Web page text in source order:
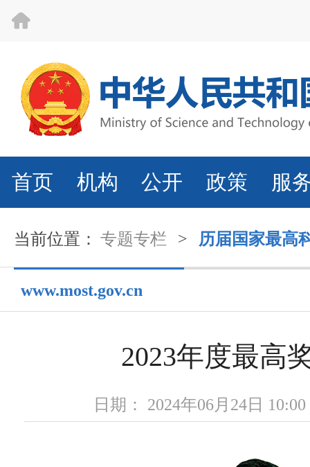
首页 机构 公开 政策 服
当前位置： 专题专栏 > 历届国家最高
www.most.gov.cn
2023年度最高
日期： 2024年06月24日